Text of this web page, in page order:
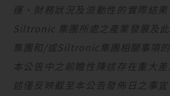
運、財務狀況及流動性的實際結
Siltronic 集團所處之產業發展及
集團和 或Siltronic 集團相關事項
本公告中之前瞻性陳述存在重大
述僅反映截至本公告發佈日之事